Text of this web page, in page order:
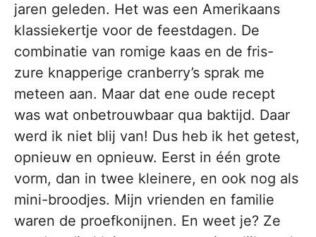
jaren geleden. Het was een Amerikaans
klassiekertje voor de feestdagen. De
combinatie van romige kaas en de fris-
zure knapperige cranberry’s sprak me
meteen aan. Maar dat ene oude recept
was wat onbetrouwbaar qua baktijd. Daar
werd ik niet blij van! Dus heb ik het getest,
opnieuw en opnieuw. Eerst in één grote
vorm, dan in twee kleinere, en ook nog als
mini-broodjes. Mijn vrienden en familie
waren de proefkonijnen. En weet je? Ze